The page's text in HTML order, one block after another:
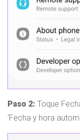
Paso 2: Toque
‘Fecha y hora